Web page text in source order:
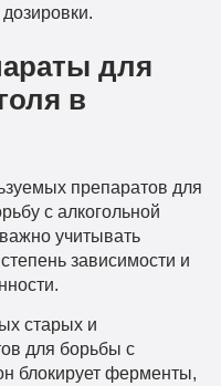
для
в
препаратов для
с алкогольной
учитывать
зависимости и
старых и
для борьбы с
блокирует ферменты,